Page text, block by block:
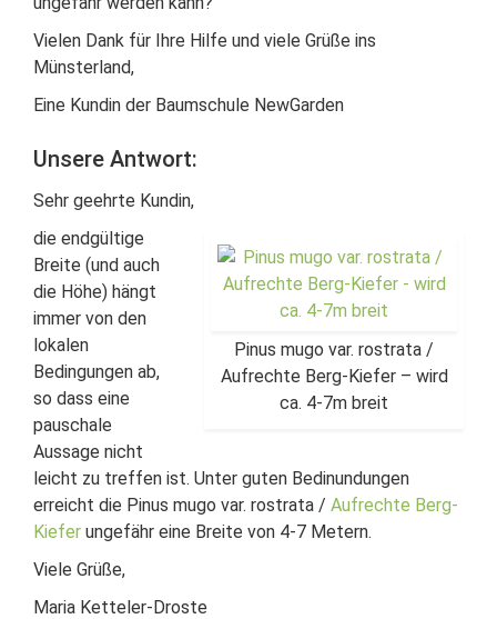
Vielen Dank für Ihre Hilfe und viele Grüße ins
Münsterland,
Eine Kundin der Baumschule NewGarden
Unsere Antwort:
Sehr geehrte Kundin,
Pinus mugo var. rostrata /
Aufrechte Berg-Kiefer – wird
ca. 4-7m breit
die endgültige
Breite (und auch
die Höhe) hängt
immer von den
lokalen
Bedingungen ab,
so dass eine
pauschale
Aussage nicht
leicht zu treffen ist. Unter guten Bedinundungen
erreicht die Pinus mugo var. rostrata / Aufrechte Berg-
Kiefer ungefähr eine Breite von 4-7 Metern.
Viele Grüße,
Maria Ketteler-Droste